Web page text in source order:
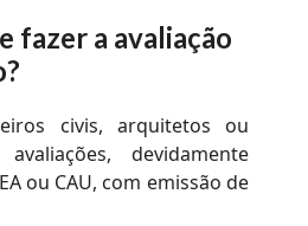
fazer a avaliação
civis, arquitetos ou
devidamente
ou CAU, com emissão de